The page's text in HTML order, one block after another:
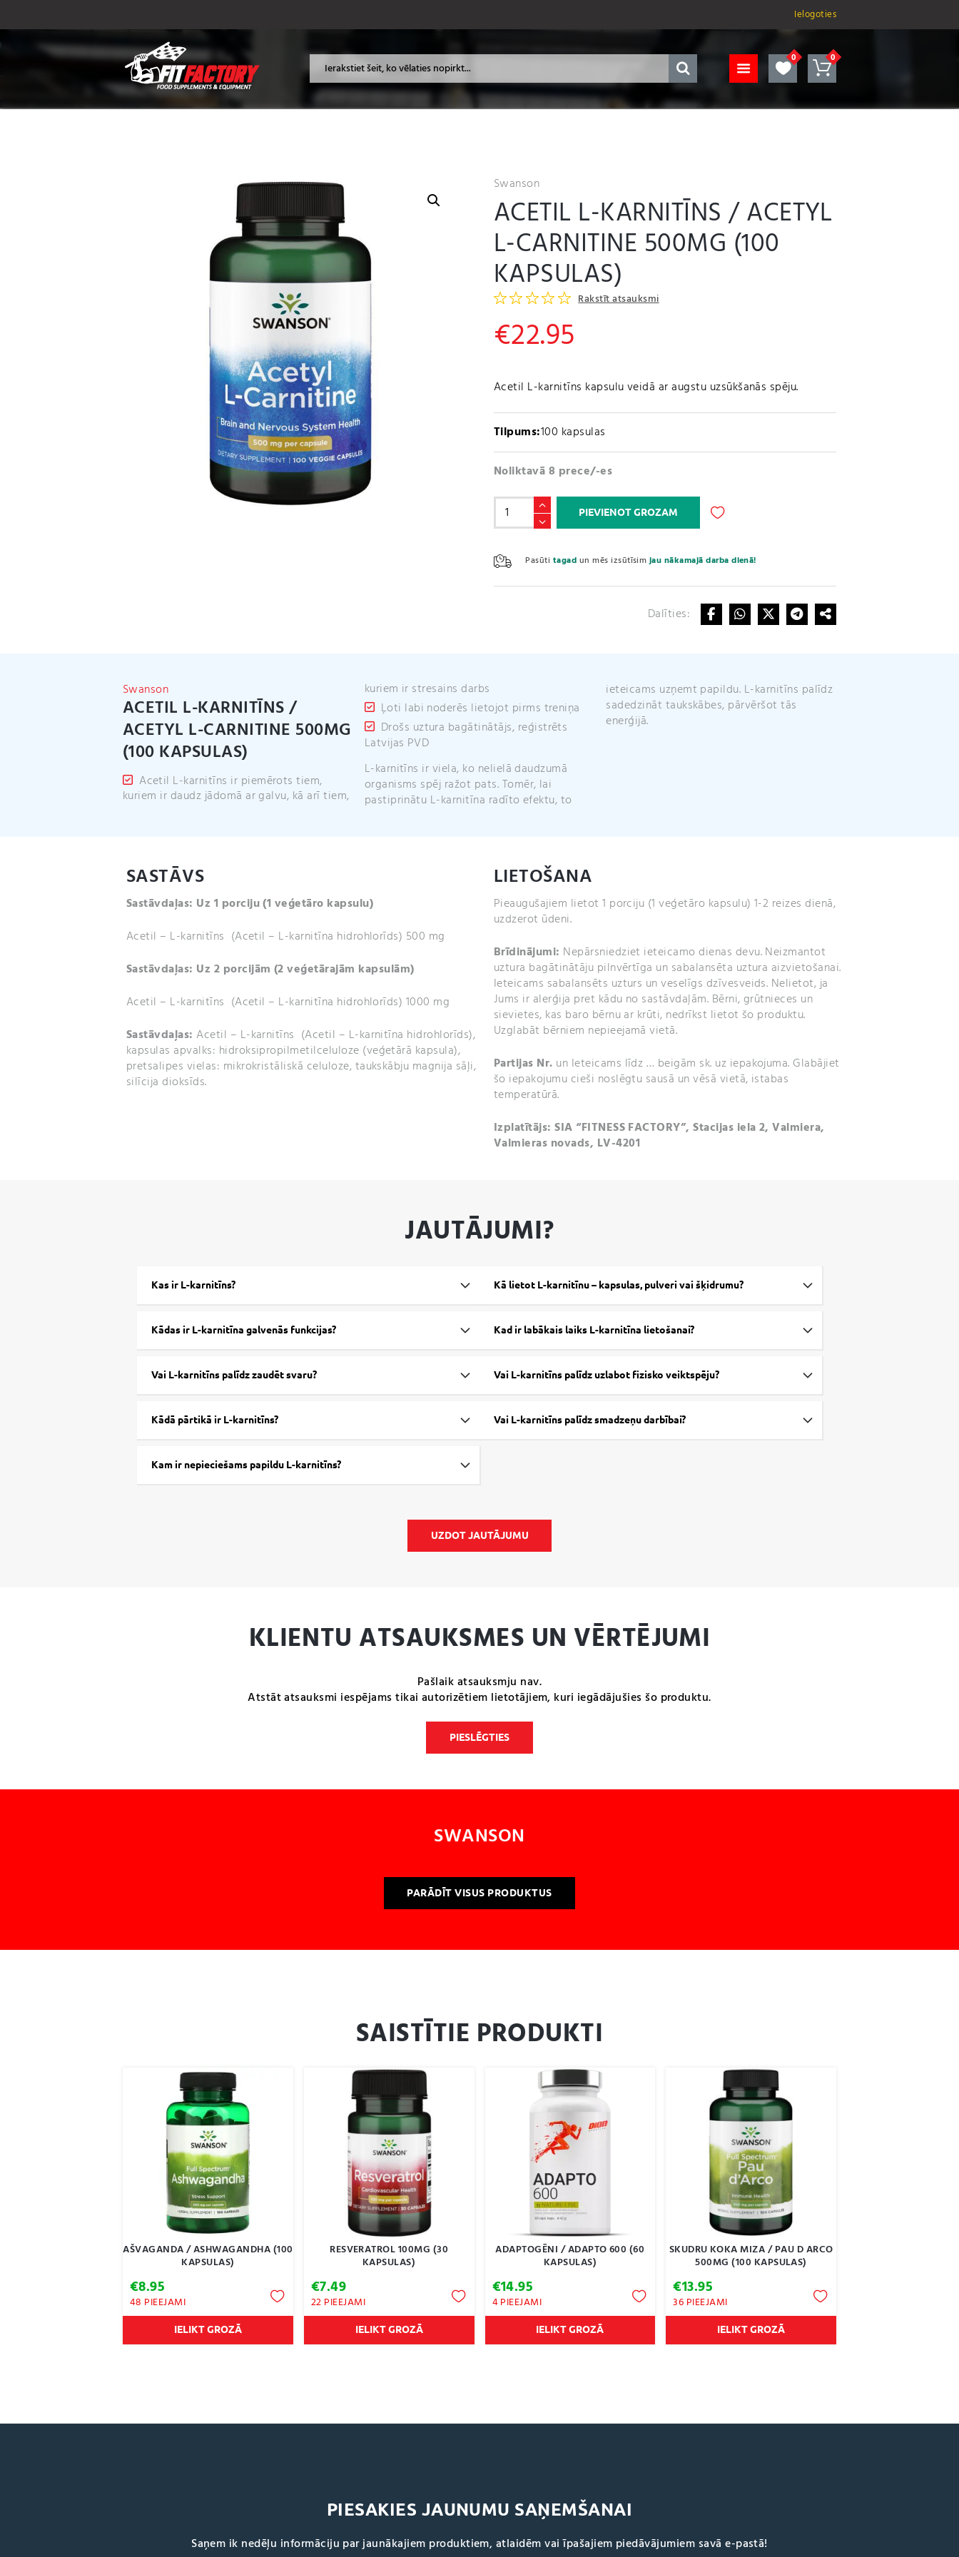
Ielogoties
Swanson
ACETIL L-KARNITĪNS / ACETYL
L-CARNITINE 500MG (100
KAPSULAS)
Rakstīt atsauksmi
€22.95
Acetil L-karnitīns kapsulu veidā ar augstu uzsūkšanās spēju.
Tilpums:100 kapsulas
Noliktavā 8 prece/-es
Acetil
/
Acetyl
L-
PIEVIENOT GROZAM
Pasūti tagad un mēs izsūtīsimjau nākamajā darba dienā!
r
n
a
t
i
Dalīties:
Swanson
ACETIL L-KARNITĪNS /
ACETYL L-CARNITINE 500MG
(100 KAPSULAS)
Acetil L-karnitīns ir piemērots tiem,
kuriem ir daudz jādomā ar galvu, kā arī tiem,
kuriem ir stresains darbs
Ļoti labi noderēs lietojot pirms treniņa
Drošs uztura bagātinātājs, reģistrēts
Latvijas PVD
L-karnitīns ir viela, ko nelielā daudzumā
organisms spēj ražot pats. Tomēr, lai
pastiprinātu L-karnitīna radīto efektu, to
ieteicams uzņemt papildu. L-karnitīns palīdz
sadedzināt taukskābes, pārvēršot tās
enerģijā.
SASTĀVS
Sastāvdaļas: Uz 1 porciju (1 veģetāro kapsulu)
Acetil – L-karnitīns (Acetil – L-karnitīna hidrohlorīds) 500 mg
Sastāvdaļas: Uz 2 porcijām (2 veģetārajām kapsulām)
Acetil – L-karnitīns (Acetil – L-karnitīna hidrohlorīds) 1000 mg
Sastāvdaļas:Acetil – L-karnitīns (Acetil – L-karnitīna hidrohlorīds),
kapsulas apvalks: hidroksipropilmetilceluloze (veģetārā kapsula),
pretsalipes vielas: mikrokristāliskā celuloze, taukskābju magnija sāļi,
silīcija dioksīds.
LIETOŠANA
Pieaugušajiem lietot 1 porciju (1 veģetāro kapsulu) 1-2 reizes dienā,
uzdzerot ūdeni.
Brīdinājumi: Nepārsniedziet ieteicamo dienas devu. Neizmantot
uztura bagātinātāju pilnvērtīga un sabalansēta uztura aizvietošanai.
Ieteicams sabalansēts uzturs un veselīgs dzīvesveids. Nelietot, ja
Jums ir alerģija pret kādu no sastāvdaļām. Bērni, grūtnieces un
sievietes, kas baro bērnu ar krūti, nedrīkst lietot šo produktu.
Uzglabāt bērniem nepieejamā vietā.
Partijas Nr. un Ieteicams līdz … beigām sk. uz iepakojuma. Glabājiet
šo iepakojumu cieši noslēgtu sausā un vēsā vietā, istabas
temperatūrā.
Izplatītājs: SIA “FITNESS FACTORY”, Stacijas iela 2, Valmiera,
Valmieras novads, LV-4201
JAUTĀJUMI?
Kas ir L-karnitīns?
Kādas ir L-karnitīna galvenās funkcijas?
Vai L-karnitīns palīdz zaudēt svaru?
Kādā pārtikā ir L-karnitīns?
Kam ir nepieciešams papildu L-karnitīns?
Kā lietot L-karnitīnu – kapsulas, pulveri vai šķidrumu?
Kad ir labākais laiks L-karnitīna lietošanai?
Vai L-karnitīns palīdz uzlabot fizisko veiktspēju?
Vai L-karnitīns palīdz smadzeņu darbībai?
UZDOT JAUTĀJUMU
KLIENTU ATSAUKSMES UN VĒRTĒJUMI
Pašlaik atsauksmju nav.
Atstāt atsauksmi iespējams tikai autorizētiem lietotājiem, kuri iegādājušies šo produktu.
PIESLĒGTIES
SWANSON
PARĀDĪT VISUS PRODUKTUS
SAISTĪTIE PRODUKTI
AŠVAGANDA / ASHWAGANDHA (100
KAPSULAS)
€8.95
48 PIEEJAMI
IELIKT GROZĀ
RESVERATROL 100MG (30
KAPSULAS)
€7.49
22 PIEEJAMI
IELIKT GROZĀ
ADAPTOGĒNI / ADAPTO 600 (60
KAPSULAS)
€14.95
4 PIEEJAMI
IELIKT GROZĀ
SKUDRU KOKA MIZA / PAU D ARCO
500MG (100 KAPSULAS)
€13.95
36 PIEEJAMI
IELIKT GROZĀ
PIESAKIES JAUNUMU SAŅEMŠANAI
Saņem ik nedēļu informāciju par jaunākajiem produktiem, atlaidēm vai īpašajiem piedāvājumiem savā e-pastā!